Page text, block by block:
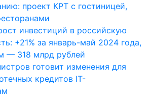
проект КРТ с гостиницей,
инвестиций в российскую
+21% за январь-май 2024 года,
— 318 млрд рублей
готовит изменения для
кредитов IT-